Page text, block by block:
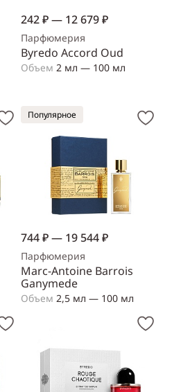
242 ₽ — 12 679 ₽
Парфюмерия
Byredo Accord Oud
Объем2 мл — 100 мл
Популярное
744 ₽ — 19 544 ₽
Парфюмерия
Marc-Antoine Barrois
Ganymede
Объем2,5 мл — 100 мл